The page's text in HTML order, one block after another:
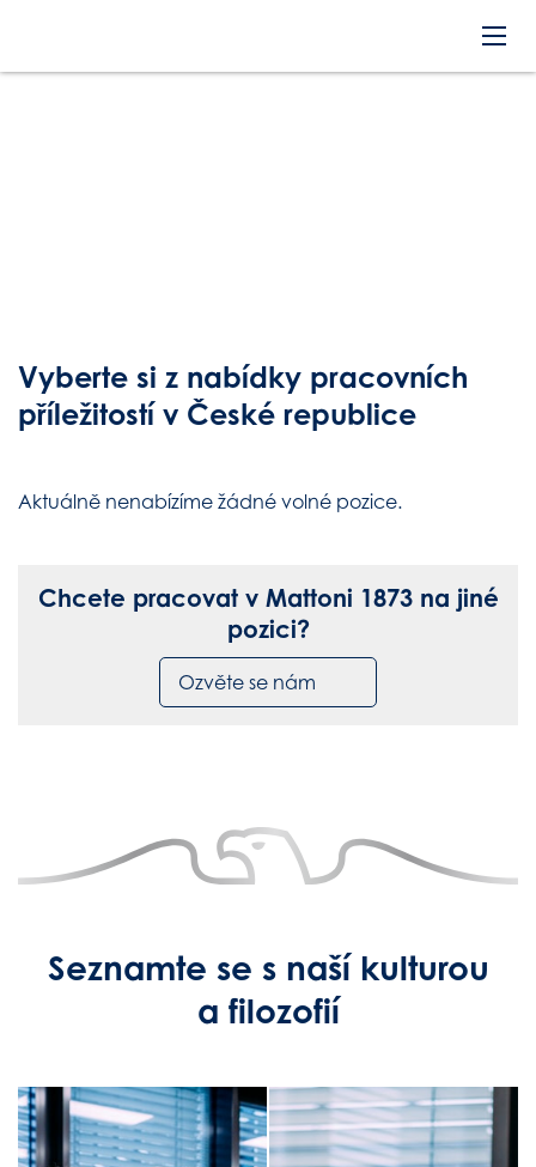
Vyberte si z nabídky pracovních
příležitostív České republice
Aktuálně nenabízíme žádné volné pozice.
Chcete pracovat v Mattoni 1873 na jiné
pozici?
Ozvěte se nám
Seznamte se s naší kulturou
a filozofií